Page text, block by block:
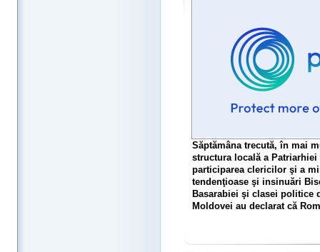
Săptămâna trecută, în mai
structura locală a
participarea clericilor şi a
tendenţioase şi insinuări
Basarabiei şi clasei politice
Moldovei au declarat că